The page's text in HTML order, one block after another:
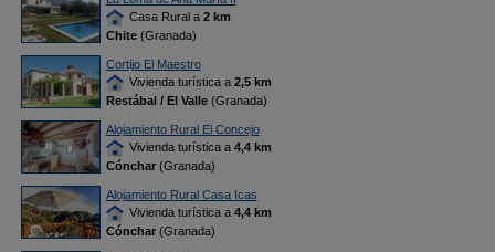
Casa Rural a 2 km
Chite(Granada)
Cortijo El Maestro
Vivienda turística a 2,5 km
Restábal / El Valle(Granada)
Alojamiento Rural El Concejo
Vivienda turística a 4,4 km
Cónchar(Granada)
Alojamiento Rural Casa Icas
Vivienda turística a 4,4 km
Cónchar(Granada)